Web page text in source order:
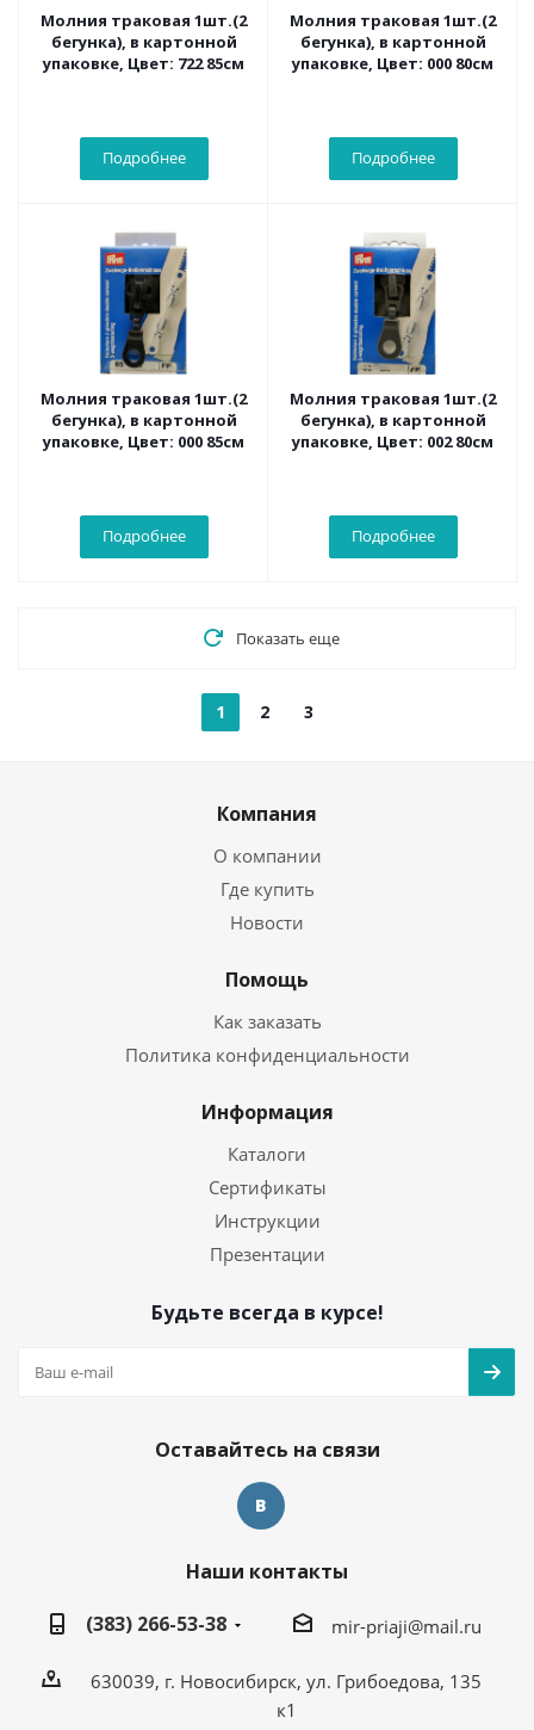
Молния траковая 1шт.(2
бегунка), в картонной
упаковке, Цвет: 722 85см
Подробнее
Молния траковая 1шт.(2
бегунка), в картонной
упаковке, Цвет: 000 80см
Подробнее
Молния траковая 1шт.(2
бегунка), в картонной
упаковке, Цвет: 000 85см
Подробнее
Молния траковая 1шт.(2
бегунка), в картонной
упаковке, Цвет: 002 80см
Подробнее
Показать еще
1 2 3
Компания
О компании
Где купить
Новости
Помощь
Как заказать
Политика конфиденциальности
Информация
Каталоги
Сертификаты
Инструкции
Презентации
Будьте всегда в курсе!
Оставайтесь на связи
Наши контакты
(383) 266-53-38
mir-priaji@mail.ru
630039, г. Новосибирск, ул. Грибоедова, 135
к1